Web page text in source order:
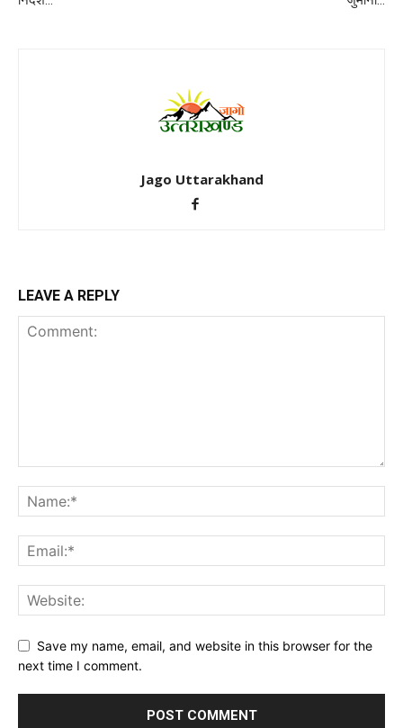
Jago Uttarakhand
LEAVE A REPLY
Save my name, email, and website in this browser for the
next time I comment.